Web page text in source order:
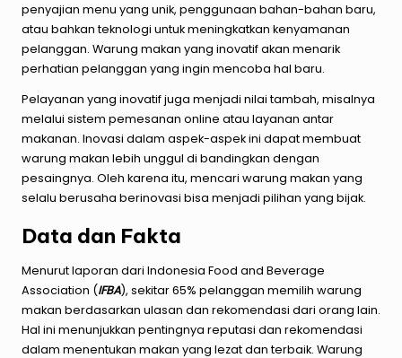
penyajian menu yang unik, penggunaan bahan-bahan baru,
atau bahkan teknologi untuk meningkatkan kenyamanan
pelanggan. Warung makan yang inovatif akan menarik
perhatian pelanggan yang ingin mencoba hal baru.
Pelayanan yang inovatif juga menjadi nilai tambah, misalnya
melalui sistem pemesanan online atau layanan antar
makanan. Inovasi dalam aspek-aspek ini dapat membuat
warung makan lebih unggul di bandingkan dengan
pesaingnya. Oleh karena itu, mencari warung makan yang
selalu berusaha berinovasi bisa menjadi pilihan yang bijak.
Data dan Fakta
Menurut laporan dari Indonesia Food and Beverage
Association (IFBA), sekitar 65% pelanggan memilih warung
makan berdasarkan ulasan dan rekomendasi dari orang lain.
Hal ini menunjukkan pentingnya reputasi dan rekomendasi
dalam menentukan makan yang lezat dan terbaik. Warung